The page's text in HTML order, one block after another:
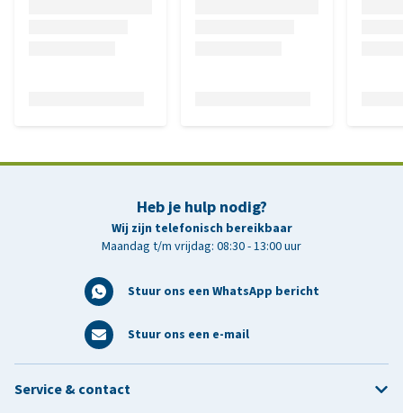
Heb je hulp nodig?
Wij zijn telefonisch bereikbaar
Maandag t/m vrijdag: 08:30 - 13:00 uur
Stuur ons een WhatsApp bericht
Stuur ons een e-mail
Service & contact